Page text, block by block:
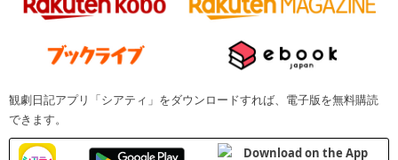
観劇日記アプリ「シアティ」をダウンロードすれば、電子版を無料購読
できます。